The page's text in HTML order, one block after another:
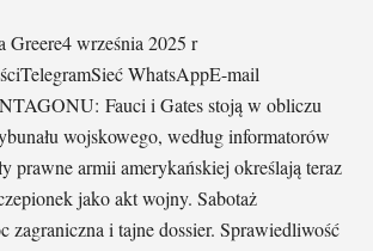
Greere4 września 2025 r
WhatsAppE-mail
Fauci i Gates stoją w obliczu
wojskowego, według informatorów
prawne armii amerykańskiej określają teraz
jako akt wojny. Sabotaż
zagraniczna i tajne dossier. Sprawiedliwość